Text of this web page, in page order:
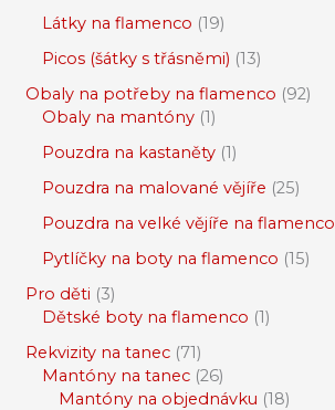
Látky na flamenco 19
Picos (šátky s třásněmi) 13
Obaly na potřeby na flamenco 92
Obaly na mantóny 1
Pouzdra na kastaněty 1
Pouzdra na malované vějíře 25
Pouzdra na velké vějíře na flamenco
Pytlíčky na boty na flamenco 15
Pro děti 3
Dětské boty na flamenco 1
Rekvizity na tanec 71
Mantóny na tanec 26
Mantóny na objednávku 18